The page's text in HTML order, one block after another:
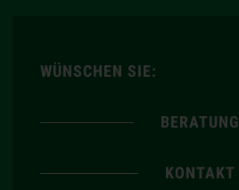
WÜNSCHEN SIE:
BERATUNG
KONTAKT